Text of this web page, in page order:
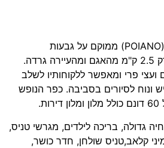
(POIANO) ממוקם על גבעות
המשקיפות לאגם גרדה רק 2.5 ק"מ מהאגם ומהעיירה גרדה.
פרי ומאפשר ללקוחותיו לשלב
ונוח לסיורים בסביבה. כפר הנופש
גדולה, בריכה לילדים, מגרשי טניס,
קלאב,טניס שולחן, חדר כושר,